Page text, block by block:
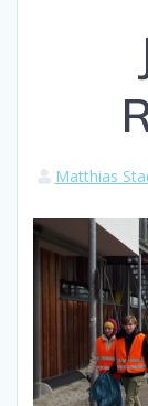
Matthias